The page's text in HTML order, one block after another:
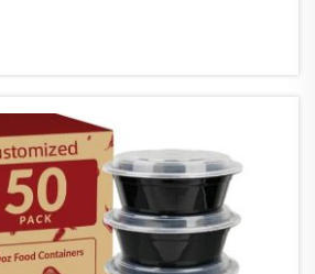
이러한 소스가 봉투 안으로 흘
을 야기하죠. 바로 이때 누출 방
게 쓰입니다. 발레리...